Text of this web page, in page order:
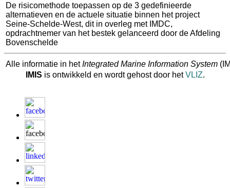
De risicomethode toepassen op de 3 gedefinieerde
alternatieven en de actuele situatie binnen het project
Seine-Schelde-West, dit in overleg met IMDC,
opdrachtnemer van het bestek gelanceerd door de Afdeling
Bovenschelde
Alle informatie in hetIntegrated Marine Information System
IMIS is ontwikkeld en wordt gehost door hetVLIZ.